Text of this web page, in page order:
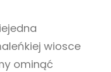
wiosce
ominąć